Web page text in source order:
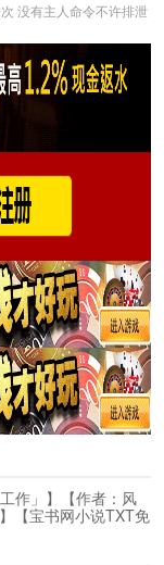
没有主人命令不许排泄
作」】【作者：风
【宝书网小说TXT免